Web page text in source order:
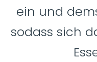
ein und
sodass sich